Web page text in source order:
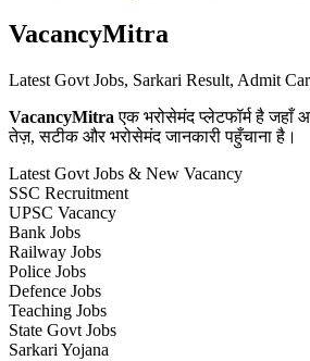
VacancyMitra
Latest Govt Jobs, Sarkari Result, Admit
VacancyMitra एक भरोसेमंद प्लेटफॉर्म है जहाँ
तेज़, सटीक और भरोसेमंद जानकारी पहुँचाना है।
Latest Govt Jobs & New Vacancy
SSC Recruitment
UPSC Vacancy
Bank Jobs
Railway Jobs
Police Jobs
Defence Jobs
Teaching Jobs
State Govt Jobs
Sarkari Yojana